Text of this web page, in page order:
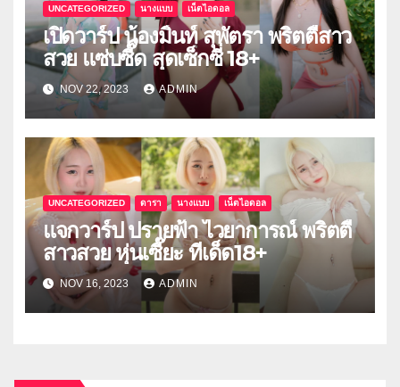
UNCATEGORIZED นางแบบ เน็ตไอดอล
เปิดวาร์ป น้องมิ้นท์ สุพัตรา พริตตี้สาว
สวย แซ่บซี๊ด สุดเซ็กซี่ 18+
NOV 22, 2023 ADMIN
UNCATEGORIZED ดารา นางแบบ เน็ตไอดอล
แจกวาร์ป ปรายฟ้า ไวยาการณ์ พริตตี้
สาวสวย หุ่นเซี๊ยะ ทีเด็ด18+
NOV 16, 2023 ADMIN